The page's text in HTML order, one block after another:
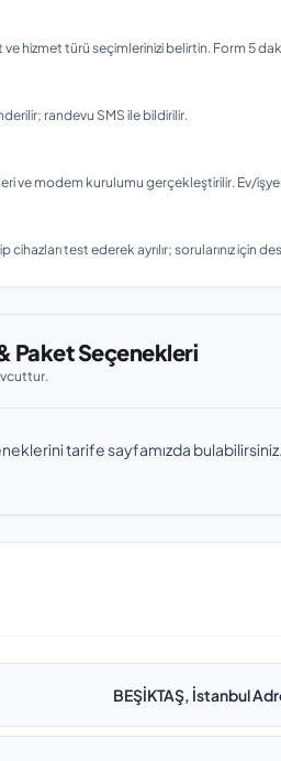
hizmet türü seçimlerinizi belirtin. Form 5
randevu SMS ile bildirilir.
ve modem kurulumu gerçekleştirilir. Ev/işyeri
test ederek ayrılır; sorularınız için
Paket Seçenekleri
tarife sayfamızda bulabilirsiniz.
BEŞİKTAŞ, İstanbul